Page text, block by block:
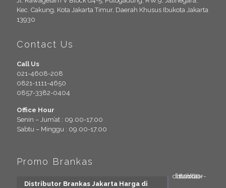
Kec. Cakung, Kota Jakarta Timur, Daerah Khusus Ibukota Jakarta
13930
Contact Us
Call Us
021-4608-208
0821-1111-4650
0857-3382-0404
Office Hour
Senin – Jum’at : 09.00-17.00
Sabtu – Minggu : 09.00-17.00
Promo Brankas
Distributor Brankas Jakarta Harga di